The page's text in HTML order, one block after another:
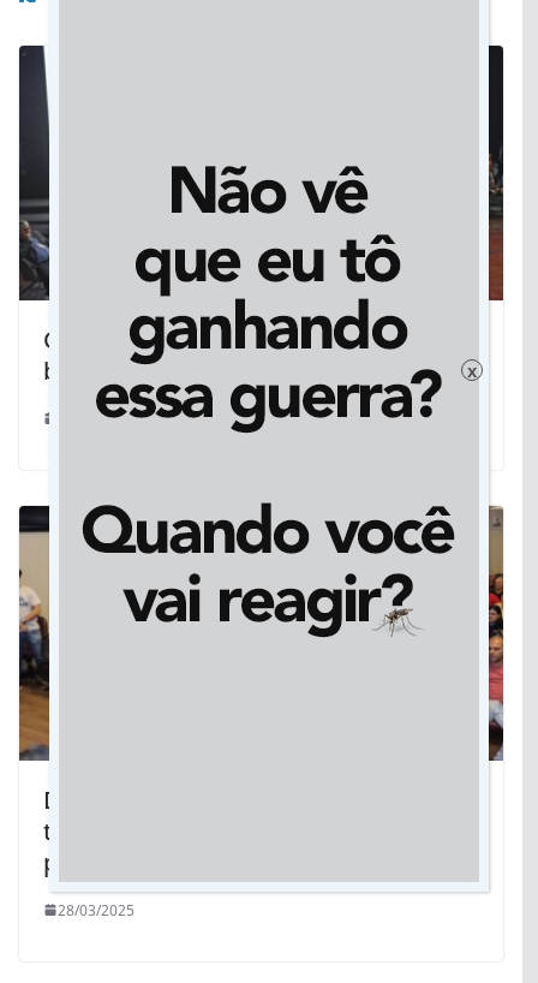
Governo do MS repassou mais de R$ 5
bilhões aos 79 municípios em 2023
29/01/2024
Dourados: Prefeitura entrega 130
títulos de propriedade e lança
programa que garante moradia digna
28/03/2025
x